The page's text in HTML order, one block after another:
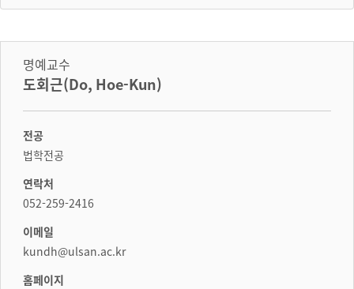
명예교수
도회근(Do, Hoe-Kun)
전공
법학전공
연락처
052-259-2416
이메일
kundh@ulsan.ac.kr
홈페이지